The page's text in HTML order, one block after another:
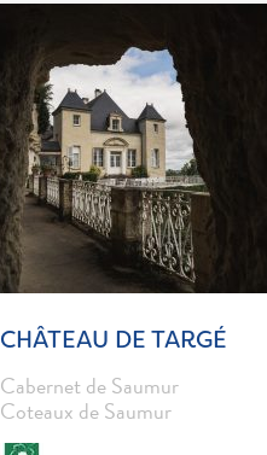
CHÂTEAU DE TARGÉ
Cabernet de Saumur
Coteaux de Saumur